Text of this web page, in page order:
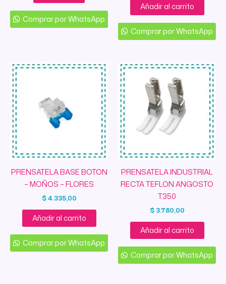
Comprar por WhatsApp
Añadir al carrito
Comprar por WhatsApp
PRENSATELA BASE BOTON
– MOÑOS – FLORES
$4.335,00
Añadir al carrito
Comprar por WhatsApp
PRENSATELA INDUSTRIAL
RECTA TEFLON ANGOSTO
T350
$3.780,00
Añadir al carrito
Comprar por WhatsApp